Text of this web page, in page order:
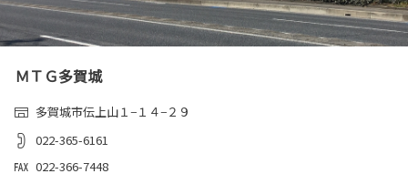
ＭＴＧ多賀城
多賀城市伝上山１−１４−２９
022-365-6161
022-366-7448